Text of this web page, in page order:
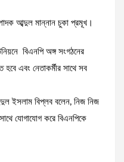
আব্দুল মান্নান চুকা প্রমূখ।
বিএনপি অঙ্গ সংগঠনের
এবং নেতাকর্মীর সাথে সব
ইসলাম বিপ্লব বলেন, নিজ নিজ
সাথে যোগাযোগ করে বিএনপিকে